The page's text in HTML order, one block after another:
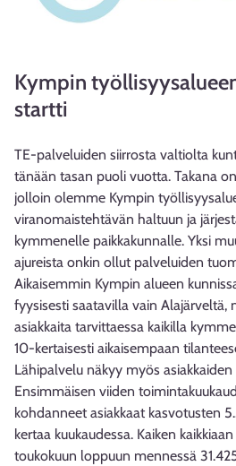
Kympin
startti
TE-palveluiden siirrosta valtiolta
tänään tasan puoli vuotta. Takana
jolloin olemme Kympin
viranomaistehtävän haltuun ja
kymmenelle paikkakunnalle. Yksi
ajureista onkin ollut palveluiden
Aikaisemmin Kympin alueen
fyysisesti saatavilla vain Alajärveltä,
asiakkaita tarvittaessa kaikilla
10-kertaisesti aikaisempaan
Lähipalvelu näkyy myös
Ensimmäisen viiden
kohdanneet asiakkaat kasvotusten
kertaa kuukaudessa. Kaiken
toukokuun loppuun mennessä